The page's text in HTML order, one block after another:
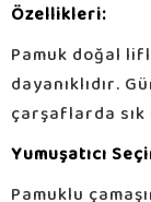
Özellikleri:
Pamuk doğal
dayanıklıdır.
çarşaflarda sık
Yumuşatıcı
Pamuklu